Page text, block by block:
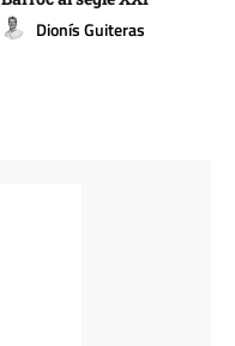
Dionís Guiteras